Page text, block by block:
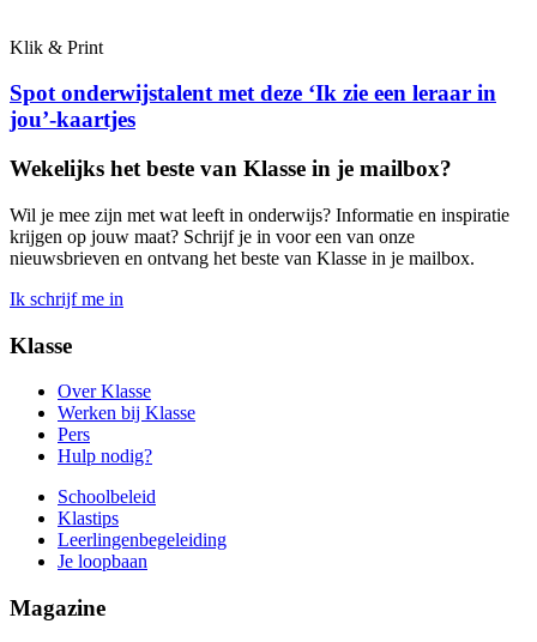
Klik & Print
Spot onderwijstalent met deze ‘Ik zie een leraar in
jou’-kaartjes
Wekelijks het beste van Klasse in je mailbox?
Wil je mee zijn met wat leeft in onderwijs? Informatie en inspiratie
krijgen op jouw maat? Schrijf je in voor een van onze
nieuwsbrieven en ontvang het beste van Klasse in je mailbox.
Ik schrijf me in
Klasse
Over Klasse
Werken bij Klasse
Pers
Hulp nodig?
Schoolbeleid
Klastips
Leerlingen­begeleiding
Je loopbaan
Magazine